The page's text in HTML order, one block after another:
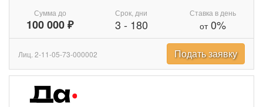
Сумма до
100 000 ₽
Срок, дни
3 - 180
Ставка в день
от0%
Лиц. 2-11-05-73-000002 Подать заявку